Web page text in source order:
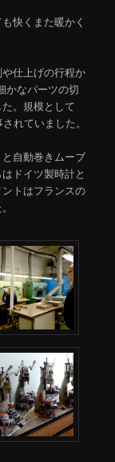
快くまた暖かく
仕上げの行程か
かなパーツの切
。規模として
れていました。
自動巻きムーブ
ドイツ製時計と
トはフランスの